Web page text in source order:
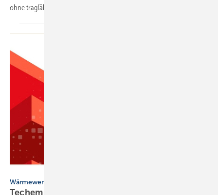
ohne trag­fä­hige markt­wirt­schaft­li­che
Wärmewende
Techem Atlas für En­er­gie, Wär­me & Was­ser